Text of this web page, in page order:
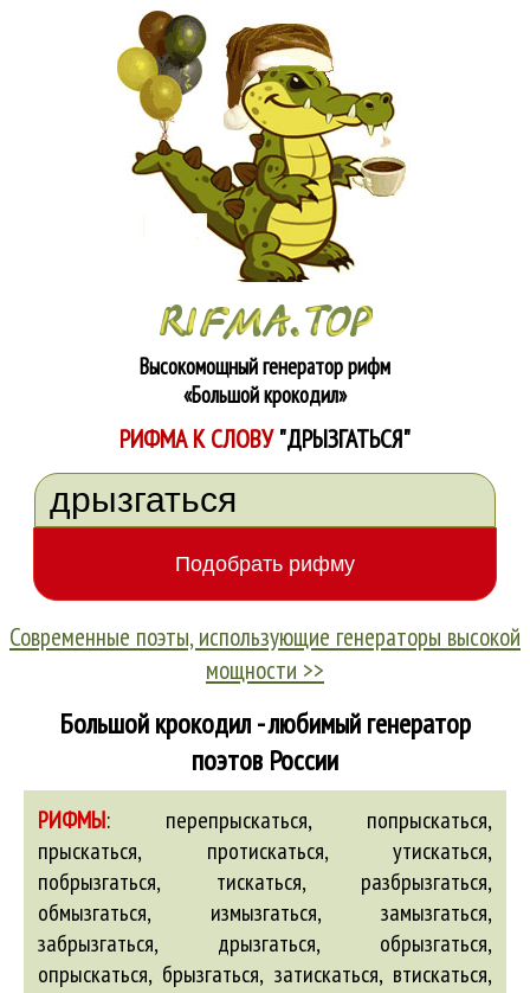
Высокомощный генератор рифм
«Большой крокодил»
РИФМА К СЛОВУ"ДРЫЗГАТЬСЯ"
Современные поэты, использующие генераторы высокой
мощности >>
Большой крокодил - любимый генератор
поэтов России
РИФМЫ: перепрыскаться, попрыскаться,
прыскаться, протискаться, утискаться,
побрызгаться, тискаться, разбрызгаться,
обмызгаться, измызгаться, замызгаться,
забрызгаться, дрызгаться, обрызгаться,
опрыскаться, брызгаться, затискаться, втискаться,